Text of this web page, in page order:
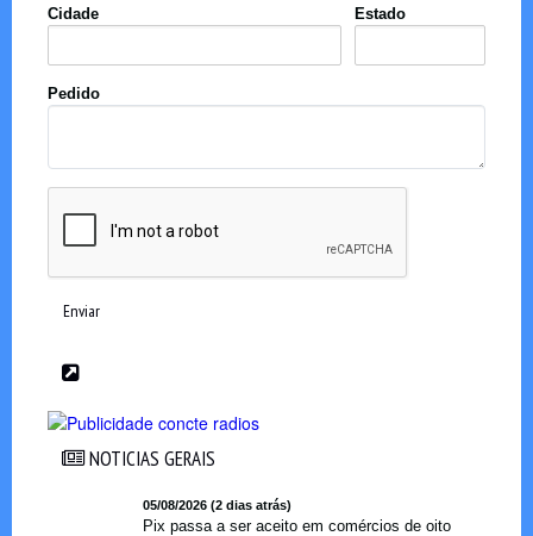
Cidade Estado
Pedido
Enviar
NOTICIAS GERAIS
05/08/2026 (2 dias atrás)
Pix passa a ser aceito em comércios de oito